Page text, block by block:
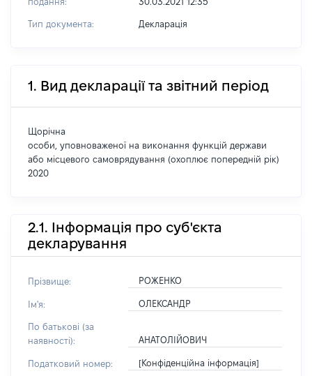
Тип документа: Декларація
1. Вид декларації та звітний період
Щорічна
особи, уповноваженої на виконання функцій держави
або місцевого самоврядування (охоплює попередній рік)
2020
2.1. Інформація про суб'єкта
декларування
Прізвище: РОЖЕНКО
Ім'я: ОЛЕКСАНДР
По батькові (за
наявності):
АНАТОЛІЙОВИЧ
Податковий номер: [Конфіденційна інформація]